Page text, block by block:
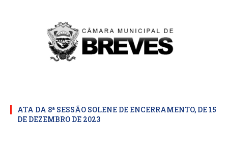
ATA DA 8ª SESSÃO SOLENE DE ENCERRAMENTO, DE 15
DE DEZEMBRO DE 2023